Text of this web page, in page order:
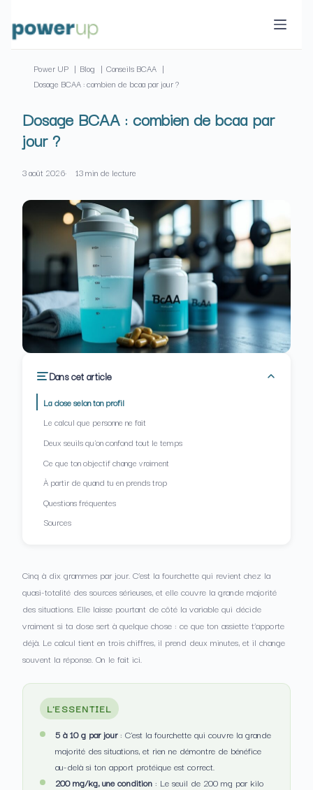
au
contenu
Power UP Blog
Conseils BCAA
Dosage BCAA : combien de bcaa par jour ?
Dosage BCAA : combien de bcaa par
jour ?
3 août 2026 13 min de lecture
Dans cet article
La dose selon ton profil
Le calcul que personne ne fait
Deux seuils qu'on confond tout le temps
Ce que ton objectif change vraiment
À partir de quand tu en prends trop
Questions fréquentes
Sources
Cinq à dix grammes par jour. C’est la fourchette qui revient chez la
quasi-totalité des sources sérieuses, et elle couvre la grande majorité
des situations. Elle laisse pourtant de côté la variable qui décide
vraiment si ta dose sert à quelque chose : ce que ton assiette t’apporte
déjà. Le calcul tient en trois chiffres, il prend deux minutes, et il change
souvent la réponse. On le fait ici.
L'ESSENTIEL
5 à 10 g par jour: C'est la fourchette qui couvre la grande
majorité des situations, et rien ne démontre de bénéfice
au-delà si ton apport protéique est correct.
200 mg/kg, une condition : Le seuil de 200 mg par kilo